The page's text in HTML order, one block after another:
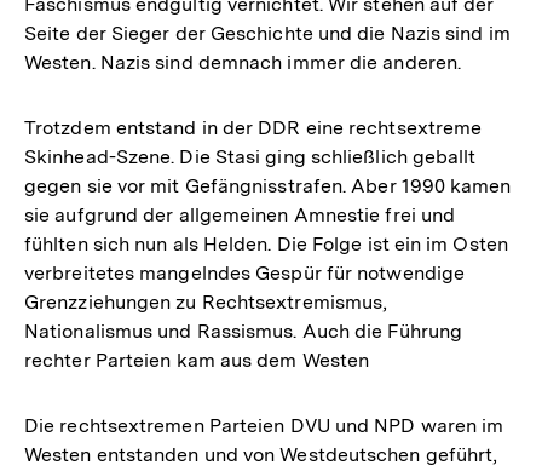
Seite der Sieger der Geschichte und die Nazis sind im
Westen. Nazis sind demnach immer die anderen.
Trotzdem entstand in der DDR eine rechtsextreme
Skinhead-Szene. Die Stasi ging schließlich geballt
gegen sie vor mit Gefängnisstrafen. Aber 1990 kamen
sie aufgrund der allgemeinen Amnestie frei und
fühlten sich nun als Helden. Die Folge ist ein im Osten
verbreitetes mangelndes Gespür für notwendige
Grenzziehungen zu Rechtsextremismus,
Nationalismus und Rassismus. Auch die Führung
rechter Parteien kam aus dem Westen
Die rechtsextremen Parteien DVU und NPD waren im
Westen entstanden und von Westdeutschen geführt,